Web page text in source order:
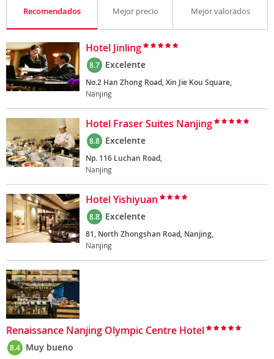
Recomendados Mejor precio Mejor valorados
Hotel Jinling
8.7 Excelente
No.2 Han Zhong Road, Xin Jie Kou Square,
Nanjing
Hotel Fraser Suites Nanjing
8.8 Excelente
Np. 116 Luchan Road,
Nanjing
Hotel Yishiyuan
8.8 Excelente
81, North Zhongshan Road, Nanjing,
Nanjing
Renaissance Nanjing Olympic Centre Hotel
8.4 Muy bueno